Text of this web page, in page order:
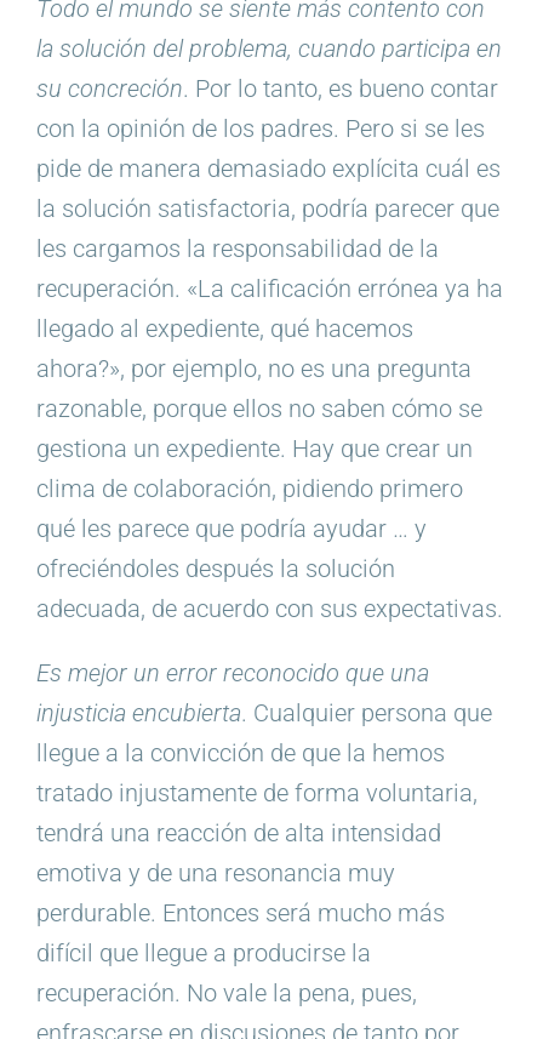
Todo el mundo se siente más contento con
la solución del problema, cuando participa en
su concreción. Por lo tanto, es bueno contar
con la opinión de los padres. Pero si se les
pide de manera demasiado explícita cuál es
la solución satisfactoria, podría parecer que
les cargamos la responsabilidad de la
recuperación. «La calificación errónea ya ha
llegado al expediente, qué hacemos
ahora?», por ejemplo, no es una pregunta
razonable, porque ellos no saben cómo se
gestiona un expediente. Hay que crear un
clima de colaboración, pidiendo primero
qué les parece que podría ayudar … y
ofreciéndoles después la solución
adecuada, de acuerdo con sus expectativas.
Es mejor un error reconocido que una
injusticia encubierta. Cualquier persona que
llegue a la convicción de que la hemos
tratado injustamente de forma voluntaria,
tendrá una reacción de alta intensidad
emotiva y de una resonancia muy
perdurable. Entonces será mucho más
difícil que llegue a producirse la
recuperación. No vale la pena, pues,
enfrascarse en discusiones de tanto por